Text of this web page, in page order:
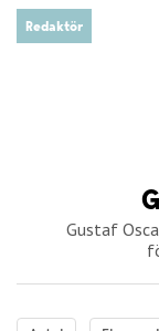
Redaktör
Gustaf